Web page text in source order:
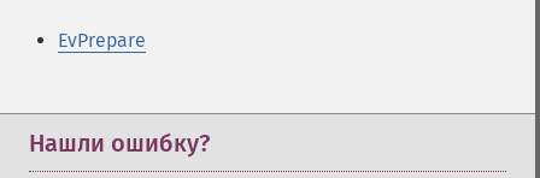
EvPrepare
Нашли ошибку?